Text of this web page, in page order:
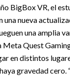
BigBox VR, el
una nueva
una amplia
Meta Quest
en distintos
gravedad